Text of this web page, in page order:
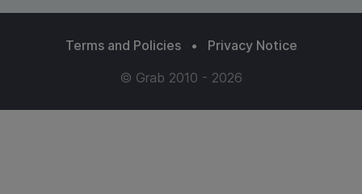
Terms and Policies •
Privacy Notice
© Grab 2010 - 2026